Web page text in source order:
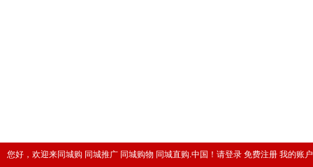
您好，欢迎来同城购 同城推广 同城购物 同城直购.中国！ 请登录 免费注册 我的账户